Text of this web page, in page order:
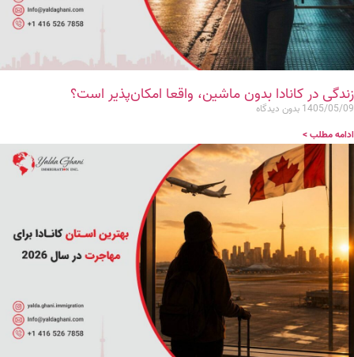
زندگی در کانادا بدون ماشین، واقعا امکان‌پذیر است؟
1405/05/09 بدون دیدگاه
ادامه مطلب >